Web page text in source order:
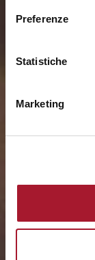
Preferenze
Statistiche
Marketing